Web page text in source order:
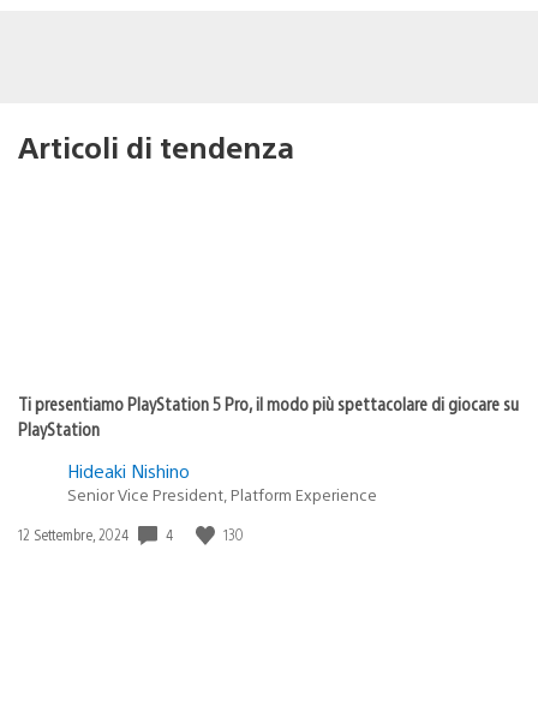
Articoli di tendenza
Ti presentiamo PlayStation 5 Pro, il modo più spettacolare di giocare su
PlayStation
Hideaki Nishino
Senior Vice President, Platform Experience
Data
12 Settembre, 2024 4 130